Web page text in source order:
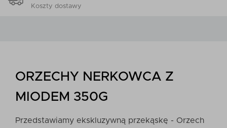
Koszty dostawy
ORZECHY NERKOWCA Z
MIODEM 350G
Przedstawiamy ekskluzywną przekąskę - Orzech